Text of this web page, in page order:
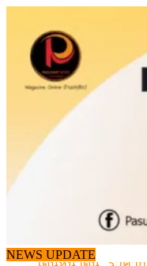
content
NEWS UPDATE
เดินหน้าดัน “ราคา